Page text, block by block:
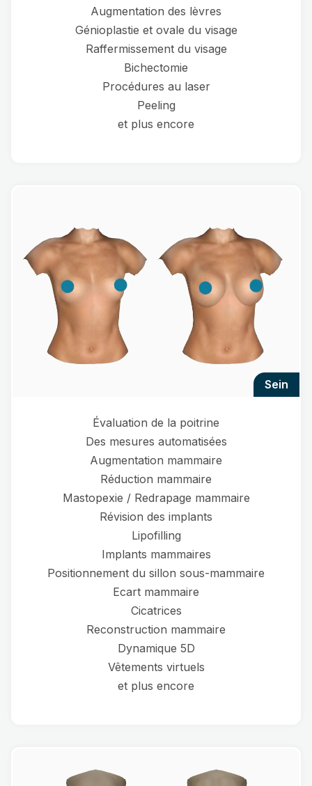
Augmentation des lèvres
Génioplastie et ovale du visage
Raffermissement du visage
Bichectomie
Procédures au laser
Peeling
et plus encore
sein
Évaluation de la poitrine
Des mesures automatisées
Augmentation mammaire
Réduction mammaire
Mastopexie / Redrapage mammaire
Révision des implants
Lipofilling
Implants mammaires
Positionnement du sillon sous-mammaire
Ecart mammaire
Cicatrices
Reconstruction mammaire
Dynamique 5D
Vêtements virtuels
et plus encore